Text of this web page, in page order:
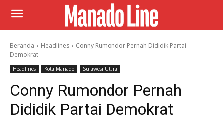
Beranda Headlines
Conny Rumondor Pernah Dididik Partai
Demokrat
Headlines Kota Manado Sulawesi Utara
Conny Rumondor Pernah
Dididik Partai Demokrat